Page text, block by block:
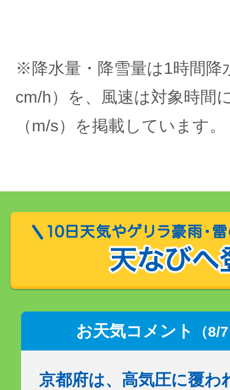
※降水量・降雪量は1時間降
cm/h）を、風速は対象時間
（m/s）を掲載しています。
お天気コメント （8/
京都府は、高気圧に覆わ